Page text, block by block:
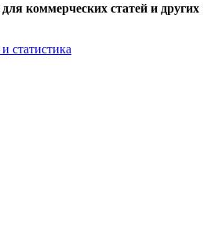
коммерческих статей и других